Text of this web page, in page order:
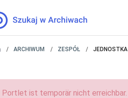
ARCHIWUM ZESPÓŁ JEDNOSTKA
Portlet ist temporär nicht erreichbar.